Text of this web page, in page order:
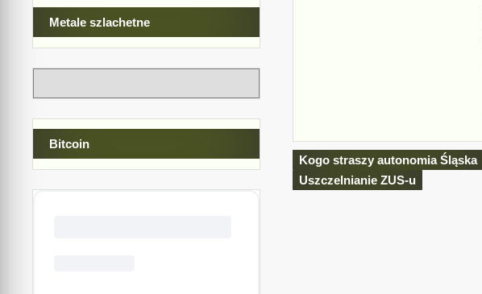
Nawigacja
wpisu
Kogo straszy autonomia Śląska
Uszczelnianie ZUS-u
Metale szlachetne
Bitcoin